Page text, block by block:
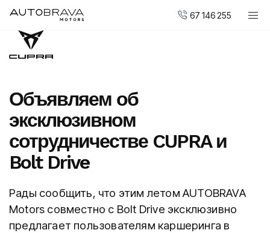
67 146 255
Автомобили
Новые авто
Малопользованные авто
Сервис и обслуживание
Центр ремонта кузовов
Для предприятий
Вакансии
Объявляем об
эксклюзивном
сотрудничестве CUPRA и
Bolt Drive
Рады сообщить, что этим летом AUTOBRAVA
Motors совместно с Bolt Drive эксклюзивно
предлагает пользователям каршеринга в